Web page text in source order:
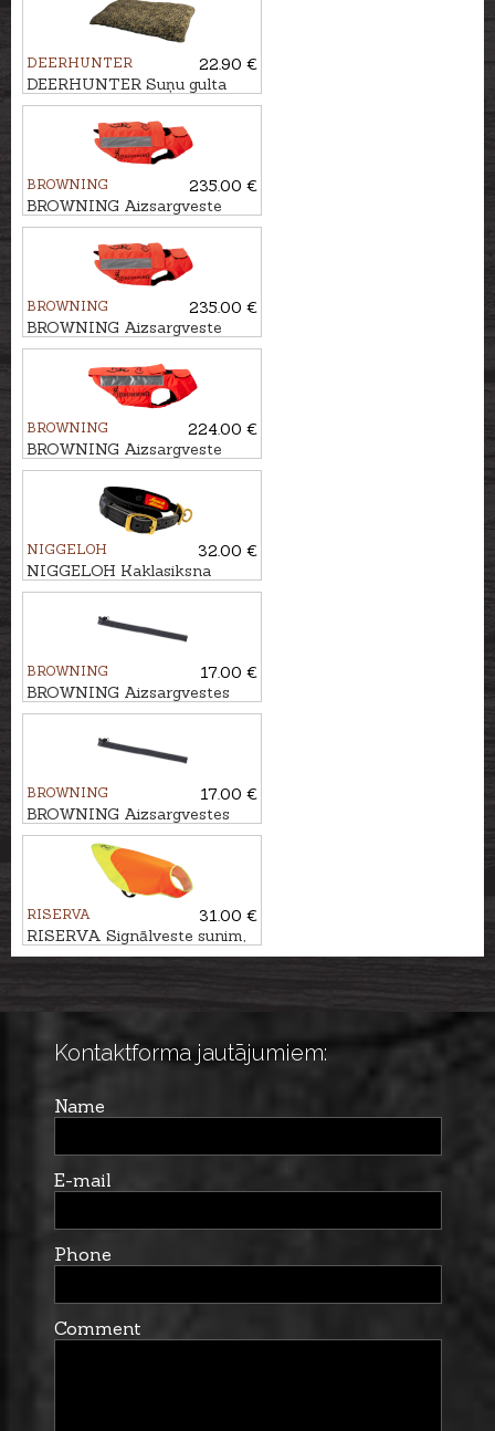
DEERHUNTER
22.90 €
DEERHUNTER Suņu gulta
GERMANIA, 70x50cm
BROWNING
235.00 €
BROWNING Aizsargveste
sunim HUNTER, 60cm
BROWNING
235.00 €
BROWNING Aizsargveste
sunim HUNTER, 70cm
BROWNING
224.00 €
BROWNING Aizsargveste
sunim PROTECT ONE, 80cm
NIGGELOH
32.00 €
NIGGELOH Kaklasiksna
sunim DELUXE, 40-50cm
BROWNING
17.00 €
BROWNING Aizsargvestes
papildus rāvējslēdzēja
BROWNING
17.00 €
BROWNING Aizsargvestes
papildus rāvējslēdzēja
sistēma, 70-75cm
RISERVA
31.00 €
RISERVA Signālveste sunim,
L/XL
Kontaktforma jautājumiem:
Name
E-mail
Phone
Comment